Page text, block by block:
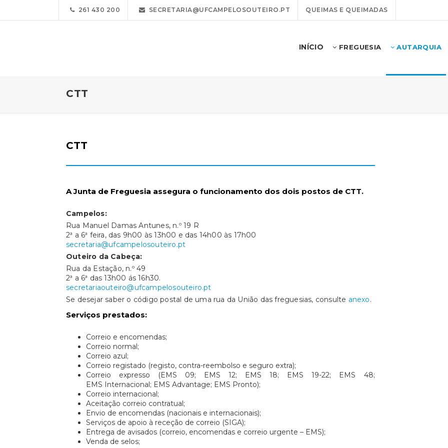
261 430 200 SECRETARIA@UFCAMPELOSOUTEIRO.PT QUEIMAS E QUEIMADAS
INÍCIO FREGUESIA AUTARQUIA
CTT
CTT
A Junta de Freguesia assegura o funcionamento dos dois postos de CTT.
Campelos:
Rua Manuel Damas Antunes, n.º 19 R
2ª a 6ª feira, das 9h00 às 13h00 e das 14h00 às 17h00
secretaria@ufcampelosouteiro.pt
Outeiro da Cabeça:
Rua da Estação, n.º 49
2ª a 6ª das 13h00 ás 16h30.
secretariaouteiro@ufcampelosouteiro.pt
Se desejar saber o código postal de uma rua da União das freguesias, consulte anexo.
Serviços prestados:
Correio e encomendas;
Correio normal;
Correio azul;
Correio registado (registo, contra-reembolso e seguro extra);
Correio expresso (EMS 09; EMS 12; EMS 18; EMS 19-22; EMS 48;
EMS Internacional; EMS Advantage; EMS Pronto);
Correio internacional;
Aceitação correio contratual;
Envio de encomendas (nacionais e internacionais);
Serviços de apoio à receção de correio (SIGA);
Entrega de avisados (correio, encomendas e correio urgente – EMS);
Venda de selos;